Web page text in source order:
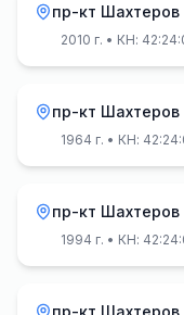
пр-кт Шахтеров
2010 г. • КН:
пр-кт Шахтеров
1964 г. • КН:
пр-кт
1994 г. • КН:
пр-кт Шахтеров